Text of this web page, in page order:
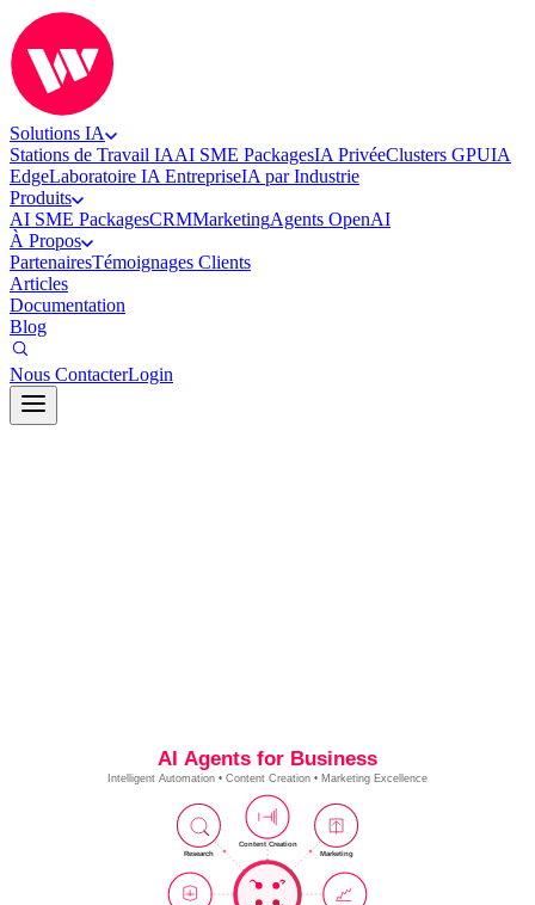
Solutions IA
Stations de Travail IAAI SME PackagesIA PrivéeClusters GPUIA
EdgeLaboratoire IA EntrepriseIA par Industrie
Produits
AI SME PackagesCRMMarketingAgents OpenAI
À Propos
PartenairesTémoignages Clients
Articles
Documentation
Blog
Nous ContacterLogin